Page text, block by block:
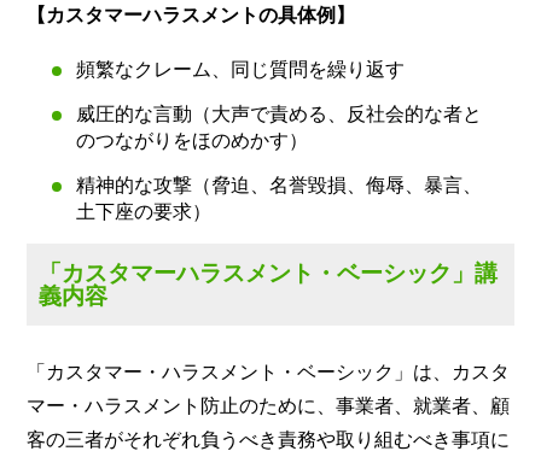
【カスタマーハラスメントの具体例】
頻繁なクレーム、同じ質問を繰り返す
威圧的な言動（大声で責める、反社会的な者と
のつながりをほのめかす）
精神的な攻撃（脅迫、名誉毀損、侮辱、暴言、
土下座の要求）
「カスタマーハラスメント・ベーシック」講
義内容
「カスタマー・ハラスメント・ベーシック」は、カスタ
マー・ハラスメント防止のために、事業者、就業者、顧
客の三者がそれぞれ負うべき責務や取り組むべき事項に